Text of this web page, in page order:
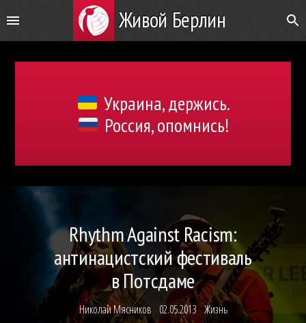
Живой Берлин
Украина, держись.
Россия, опомнись!
Rhythm Against Racism:
антинацистский фестиваль
в Потсдаме
Николай Мясников 02.05.2013Жизнь